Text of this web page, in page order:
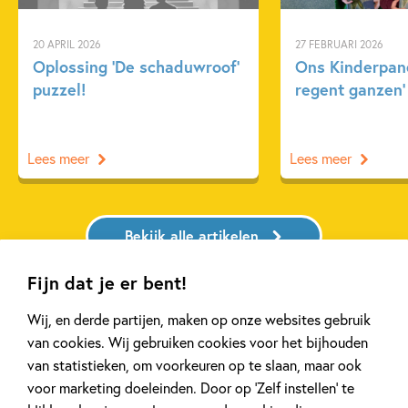
Fijn dat je er bent!
Wij, en derde partijen, maken op onze websites gebruik
van cookies. Wij gebruiken cookies voor het bijhouden
van statistieken, om voorkeuren op te slaan, maar ook
voor marketing doeleinden. Door op ‘Zelf instellen’ te
Dieren & natuur
Fantasie
Fantasie & magie
Humor
20 APRIL 2026
Oplossing ‘De schaduwroof’
puzzel!
Lees meer
27 FEBRUARI 2026
Ons
regent ganzen’
Lees meer
Bekijk alle artikelen
Bekijk ook eens